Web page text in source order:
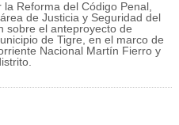
Reforma del Código Penal,
de Justicia y Seguridad del
sobre el anteproyecto de
de Tigre, en el marco de
Nacional Martín Fierro y